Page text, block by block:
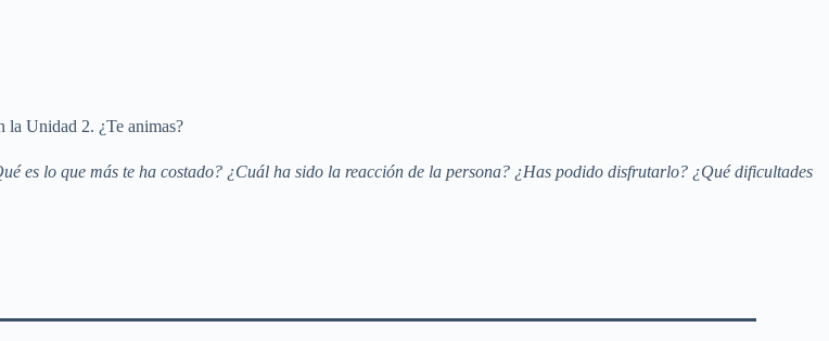
la Unidad 2. ¿Te animas?
es lo que más te ha costado? ¿Cuál ha sido la reacción de la persona? ¿Has podido disfrutarlo? ¿Qué dificultades